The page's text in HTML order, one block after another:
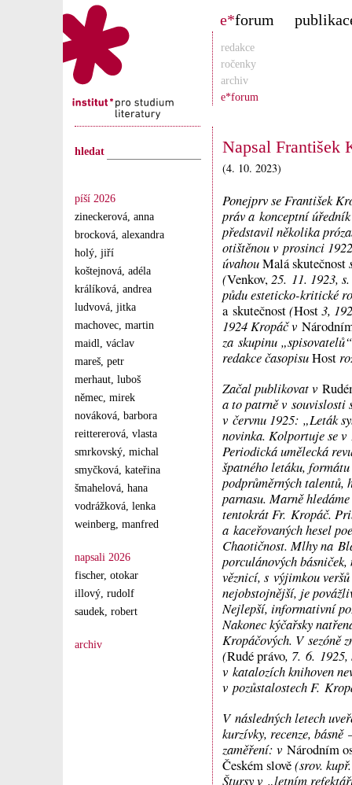
e*forum
redakce
ročenky
archiv
e*forum
hledat
píší 2026
zineckerová, anna
brocková, alexandra
holý, jiří
koštejnová, adéla
králíková, andrea
ludvová, jitka
machovec, martin
maidl, václav
mareš, petr
merhaut, luboš
němec, mirek
nováková, barbora
reittererová, vlasta
smrkovský, michal
smyčková, kateřina
šmahelová, hana
vodrážková, lenka
weinberg, manfred
napsali 2026
fischer, otokar
illový, rudolf
saudek, robert
archiv
Napsal František
(4. 10. 2023)
Ponejprv se František
práv a konceptní úředník
představil několika
otištěnou v prosinci
úvahouMalá skutečnost
(Venkov, 25. 11. 1923,
půdu esteticko-kritické
a skutečnost(Host3,
1924 Kropáč v
za skupinu
redakce časopisuHost
Začal publikovat v
a to patrně v souvislosti
v červnu 1925: „Leták
novinka. Kolportuje se v
Periodická umělecká
špatného letáku,
podprůměrných talentů,
parnasu. Marně
tentokrát Fr. Kropáč.
a kaceřovaných hesel
Chaotičnost. Mlhy na
porculánových
věznicí, s výjimkou
nejobstojnější, je
Nejlepší, informativní
Nakonec kýčařsky
Kropáčových. V sezóně
(Rudé právo, 7. 6.
v katalozích knihoven
v pozůstalostech F.
V následných letech
kurzívky, recenze,
zaměření: v Národním
Českém slově(srov.
Štursy v „letním